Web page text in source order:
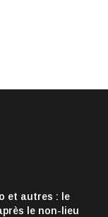
et autres : le
le non-lieu